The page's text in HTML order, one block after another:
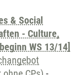
& Social
- Culture,
WS 13/14]